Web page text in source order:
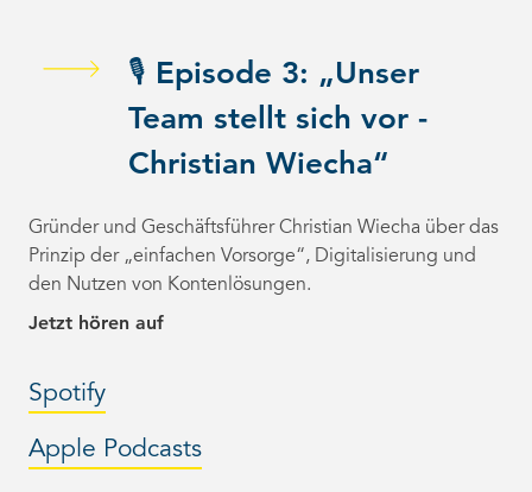
🎙️ Episode 3: „Unser
Team stellt sich vor -
Christian Wiecha“
Gründer und Geschäftsführer Christian Wiecha über das
Prinzip der „einfachen Vorsorge“, Digitalisierung und
den Nutzen von Kontenlösungen.
Jetzt hören auf
Spotify
Apple Podcasts